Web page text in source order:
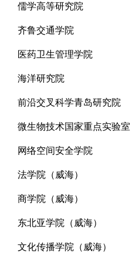
儒学高等研究院
齐鲁交通学院
医药卫生管理学院
海洋研究院
前沿交叉科学青岛研究院
微生物技术国家重点实验室
网络空间安全学院
法学院（威海）
商学院（威海）
东北亚学院（威海）
文化传播学院（威海）